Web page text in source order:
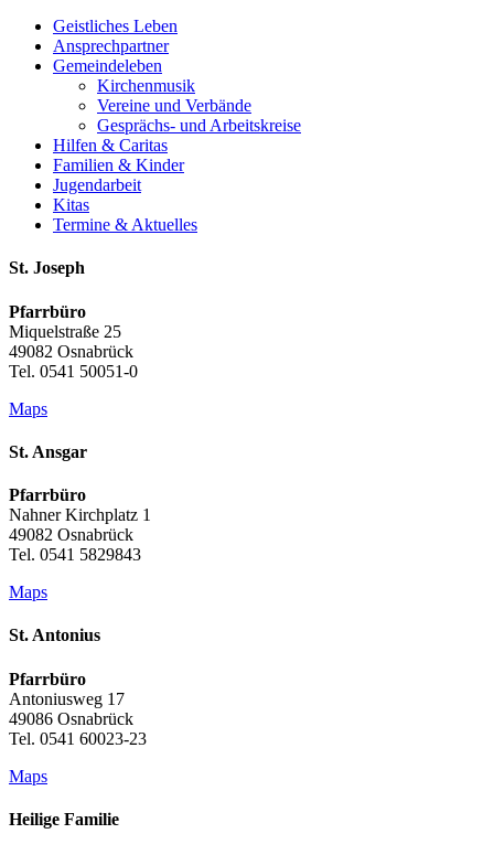
Geistliches Leben
Ansprech­partner
Gemeinde­leben
Kirchenmusik
Vereine und Verbände
Gesprächs- und Arbeitskreise
Hilfen & Caritas
Familien & Kinder
Jugend­arbeit
Kitas
Termine & Aktuelles
St. Joseph
Pfarrbüro
Miquelstraße 25
49082 Osnabrück
Tel. 0541 50051-0
Maps
St. Ansgar
Pfarrbüro
Nahner Kirchplatz 1
49082 Osnabrück
Tel. 0541 5829843
Maps
St. Antonius
Pfarrbüro
Antoniusweg 17
49086 Osnabrück
Tel. 0541 60023-23
Maps
Heilige Familie